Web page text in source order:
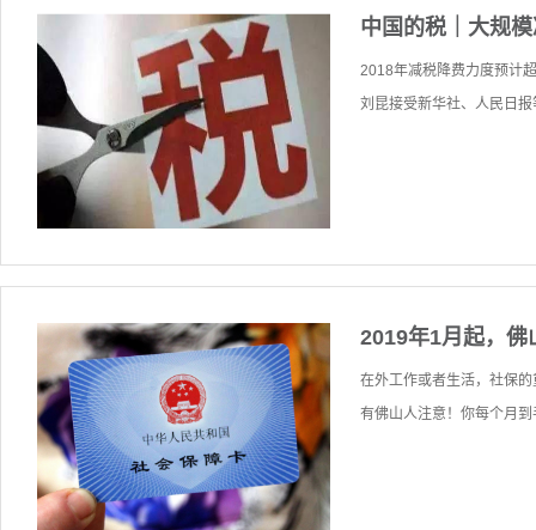
中国的税｜大规
2018年减税降费力度预计
刘昆接受新华社、人民日
2019年1月起，佛
在外工作或者生活，社保
有佛山人注意！你每个月